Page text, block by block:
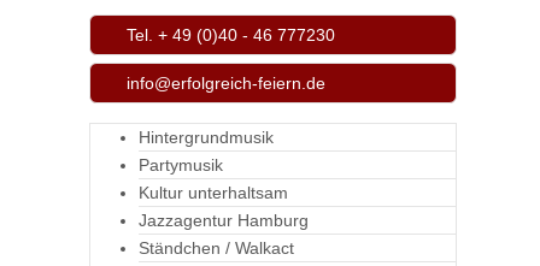
Tel. + 49 (0)40 - 46 777230
info@erfolgreich-feiern.de
Hintergrundmusik
Partymusik
Kultur unterhaltsam
Jazzagentur Hamburg
Ständchen / Walkact